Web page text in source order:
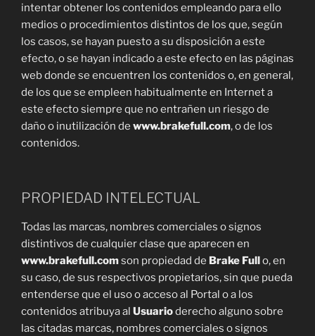
intentar obtener los contenidos empleando para ello
medios o procedimientos distintos de los que, según
los casos, se hayan puesto a su disposición a este
efecto, o se hayan indicado a este efecto en las páginas
web donde se encuentren los contenidos o, en general,
de los que se empleen habitualmente en Internet a
este efecto siempre que no entrañen un riesgo de
daño o inutilización de www.brakefull.com, o de los
contenidos.
PROPIEDAD INTELECTUAL
Todas las marcas, nombres comerciales o signos
distintivos de cualquier clase que aparecen en
www.brakefull.comson propiedad de Brake Full
o, en
su caso, de sus respectivos propietarios, sin que pueda
entenderse que el uso o acceso al Portal o a los
contenidos atribuya al Usuarioderecho alguno sobre
las citadas marcas, nombres comerciales o signos